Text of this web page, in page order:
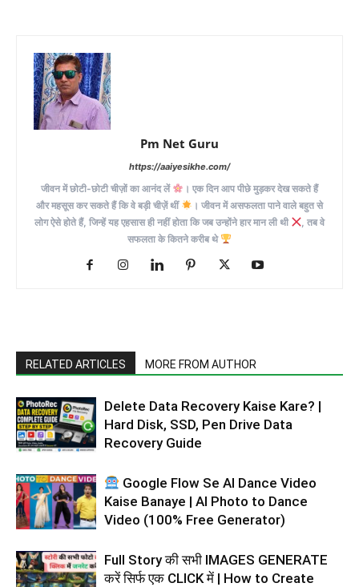
Pm Net Guru
https://aaiyesikhe.com/
जीवन में छोटी-छोटी चीज़ों का आनंद लें
। एक दिन आप पीछे मुड़कर देख सकते हैं
और महसूस कर सकते हैं कि वे बड़ी चीज़ें थीं
। जीवन में असफलता पाने वाले बहुत से
लोग ऐसे होते हैं, जिन्हें यह एहसास ही नहीं होता कि जब उन्होंने हार मान ली थी
, तब वे
सफलता के कितने करीब थे
RELATED ARTICLES MORE FROM AUTHOR
Delete Data Recovery Kaise Kare? |
Hard Disk, SSD, Pen Drive Data
Recovery Guide
Google Flow Se AI Dance Video
Kaise Banaye | AI Photo to Dance
Video (100% Free Generator)
Full Story की सभी IMAGES GENERATE
करें सिर्फ एक CLICK में | How to Create